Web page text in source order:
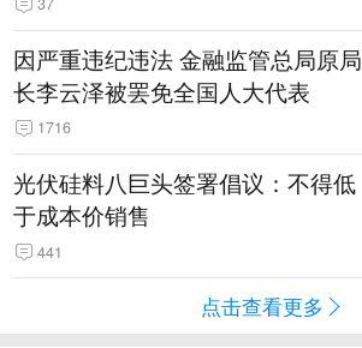
因严重违纪违法 金融监管总局原局
长李云泽被罢免全国人大代表
1716
光伏硅料八巨头签署倡议：不得低
于成本价销售
441
点击查看更多